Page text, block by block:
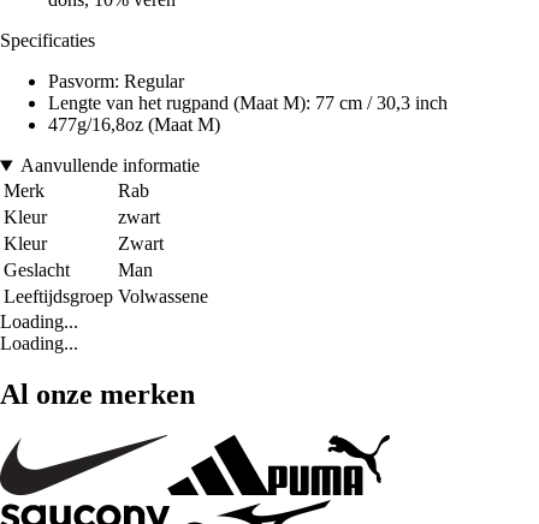
Specificaties
Pasvorm: Regular
Lengte van het rugpand (Maat M): 77 cm / 30,3 inch
477g/16,8oz (Maat M)
Aanvullende informatie
Merk
Rab
Kleur
zwart
Kleur
Zwart
Geslacht
Man
Leeftijdsgroep Volwassene
Loading...
Loading...
Al onze merken